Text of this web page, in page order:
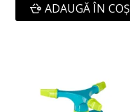
ADAUGĂ ÎN COŞ